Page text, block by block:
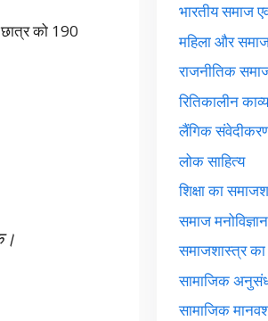
को 190
भारतीय समाज
महिला और
राजनीतिक
रितिकालीन
लैंगिक
लोक साहित्य
शिक्षा का
समाज मनोविज्ञान
समाजशास्त्र का
सामाजिक
सामाजिक